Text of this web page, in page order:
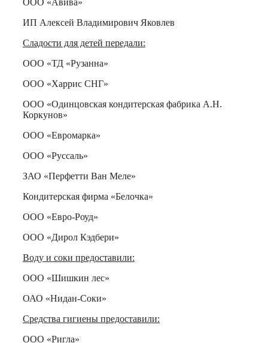
ООО «Авива»
ИП Алексей Владимирович Яковлев
Сладости для детей передали:
ООО «ТД «Рузанна»
ООО «Харрис СНГ»
ООО «Одинцовская кондитерская фабрика А.Н.
Коркунов»
ООО «Евромарка»
ООО «Руссаль»
ЗАО «Перфетти Ван Меле»
Кондитерская фирма «Белочка»
ООО «Евро-Роуд»
ООО «Дирол Кэдбери»
Воду и соки предоставили:
ООО «Шишкин лес»
ОАО «Нидан-Соки»
Средства гигиены предоставили:
ООО «Ригла»